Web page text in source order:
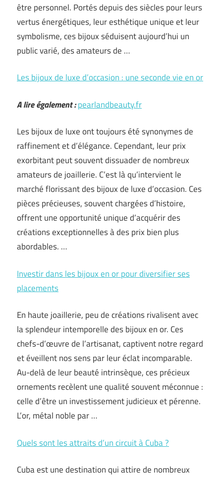
être personnel. Portés depuis des siècles pour leurs
vertus énergétiques, leur esthétique unique et leur
symbolisme, ces bijoux séduisent aujourd’hui un
public varié, des amateurs de …
Les bijoux de luxe d’occasion : une seconde vie en or
A lire également :pearlandbeauty.fr
Les bijoux de luxe ont toujours été synonymes de
raffinement et d’élégance. Cependant, leur prix
exorbitant peut souvent dissuader de nombreux
amateurs de joaillerie. C’est là qu’intervient le
marché florissant des bijoux de luxe d’occasion. Ces
pièces précieuses, souvent chargées d’histoire,
offrent une opportunité unique d’acquérir des
créations exceptionnelles à des prix bien plus
abordables. …
Investir dans les bijoux en or pour diversifier ses
placements
En haute joaillerie, peu de créations rivalisent avec
la splendeur intemporelle des bijoux en or. Ces
chefs-d’œuvre de l’artisanat, captivent notre regard
et éveillent nos sens par leur éclat incomparable.
Au-delà de leur beauté intrinsèque, ces précieux
ornements recèlent une qualité souvent méconnue :
celle d’être un investissement judicieux et pérenne.
L’or, métal noble par …
Quels sont les attraits d’un circuit à Cuba ?
Cuba est une destination qui attire de nombreux